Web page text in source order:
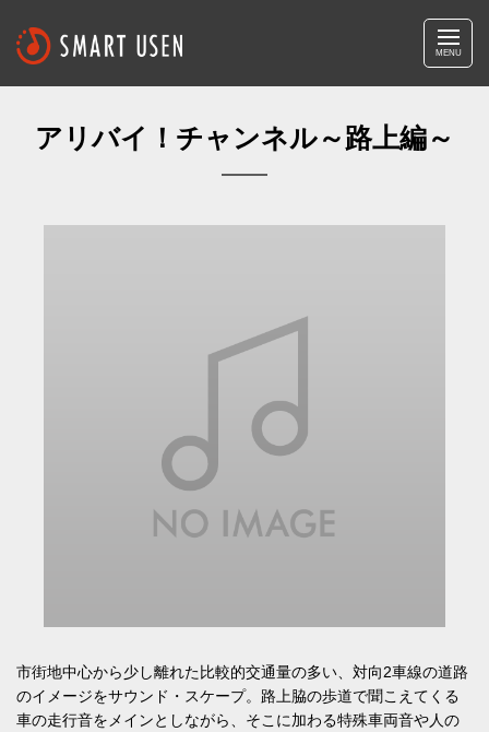
MENU
アリバイ！チャンネル～路上編～
市街地中心から少し離れた比較的交通量の多い、対向2車線の道路
のイメージをサウンド・スケープ。路上脇の歩道で聞こえてくる
車の走行音をメインとしながら、そこに加わる特殊車両音や人の